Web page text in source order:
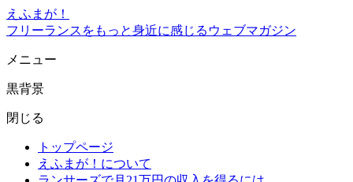
えふまが！
フリーランスをもっと身近に感じるウェブマガジン
メニュー
黒背景
閉じる
トップページ
えふまが！について